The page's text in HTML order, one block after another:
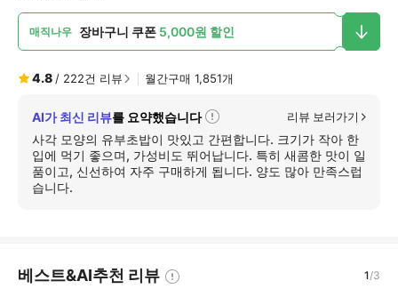
매직나우 장바구니 쿠폰 5,000원 할인
4.8 / 222건 리뷰 월간구매 1,851개
AI가 최신 리뷰를 요약했습니다
자
세
히
보
리뷰 보러가기
사각 모양의 유부초밥이 맛있고 간편합니다. 크기가 작아 한
입에 먹기 좋으며, 가성비도 뛰어납니다. 특히 새콤한 맛이 일
품이고, 신선하여 자주 구매하게 됩니다. 양도 많아 만족스럽
습니다.
베스트&AI추천 리뷰 1/3